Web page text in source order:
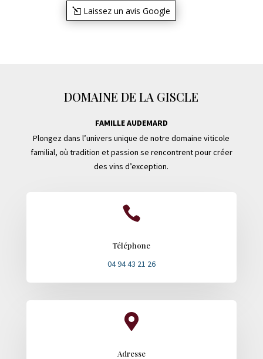
Laissez un avis Google
DOMAINE DE LA GISCLE
FAMILLE AUDEMARD
Plongez dans l’univers unique de notre domaine viticole
familial, où tradition et passion se rencontrent pour créer
des vins d’exception.

Téléphone
04 94 43 21 26

Adresse